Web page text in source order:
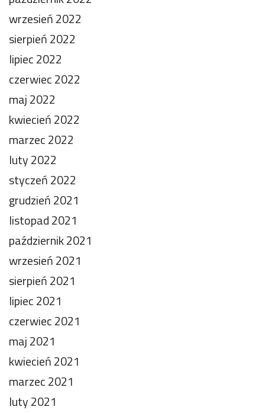
wrzesień 2022
sierpień 2022
lipiec 2022
czerwiec 2022
maj 2022
kwiecień 2022
marzec 2022
luty 2022
styczeń 2022
grudzień 2021
listopad 2021
październik 2021
wrzesień 2021
sierpień 2021
lipiec 2021
czerwiec 2021
maj 2021
kwiecień 2021
marzec 2021
luty 2021